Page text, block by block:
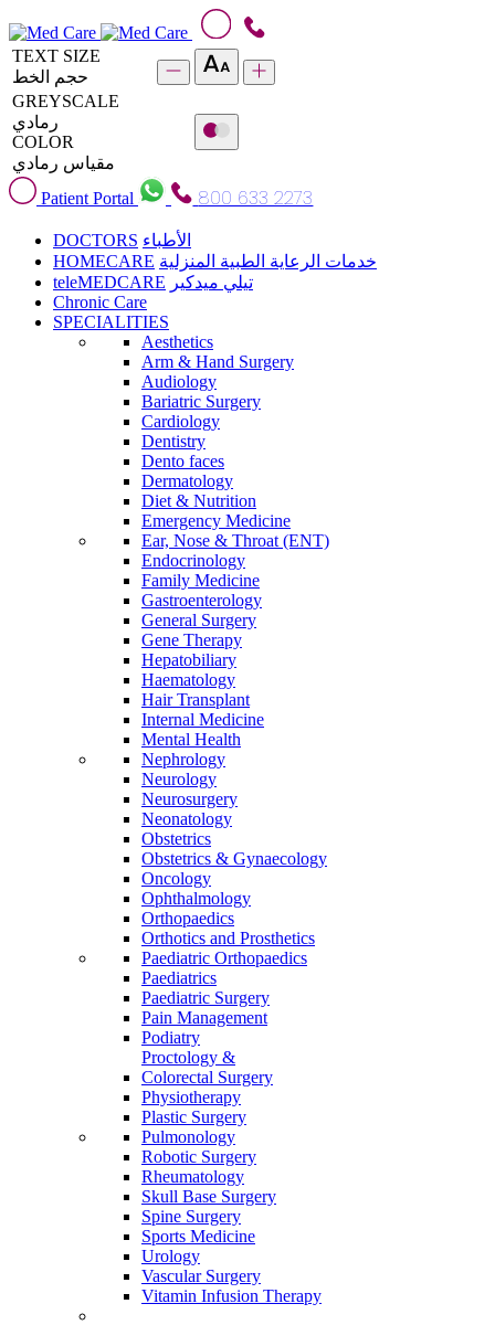
TEXT SIZE
حجم الخط
GREYSCALE
رمادي
COLOR
مقياس رمادي
Patient Portal
800 633 2273
DOCTORS الأطباء
HOMECARE خدمات الرعاية الطبية المنزلية
teleMEDCARE تيلي ميدكير
Chronic Care
SPECIALITIES
Aesthetics
Arm & Hand Surgery
Audiology
Bariatric Surgery
Cardiology
Dentistry
Dento faces
Dermatology
Diet & Nutrition
Emergency Medicine
Ear, Nose & Throat (ENT)
Endocrinology
Family Medicine
Gastroenterology
General Surgery
Gene Therapy
Hepatobiliary
Haematology
Hair Transplant
Internal Medicine
Mental Health
Nephrology
Neurology
Neurosurgery
Neonatology
Obstetrics
Obstetrics & Gynaecology
Oncology
Ophthalmology
Orthopaedics
Orthotics and Prosthetics
Paediatric Orthopaedics
Paediatrics
Paediatric Surgery
Pain Management
Podiatry
Proctology &
Colorectal Surgery
Physiotherapy
Plastic Surgery
Pulmonology
Robotic Surgery
Rheumatology
Skull Base Surgery
Spine Surgery
Sports Medicine
Urology
Vascular Surgery
Vitamin Infusion Therapy